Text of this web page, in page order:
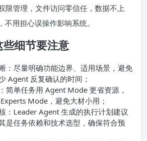
安全特性，所有操作在隔离沙箱中运
限管理，文件访问零信任，数据不上
细节要注意
：尽量明确功能边界、适用场景，避免
Agent 反复确认的时间；
简单任务用 Agent Mode 更省资源，
Mode，避免大材小用；
：Leader Agent 生成的执行计划建议
是任务依赖和技术选型，确保符合预